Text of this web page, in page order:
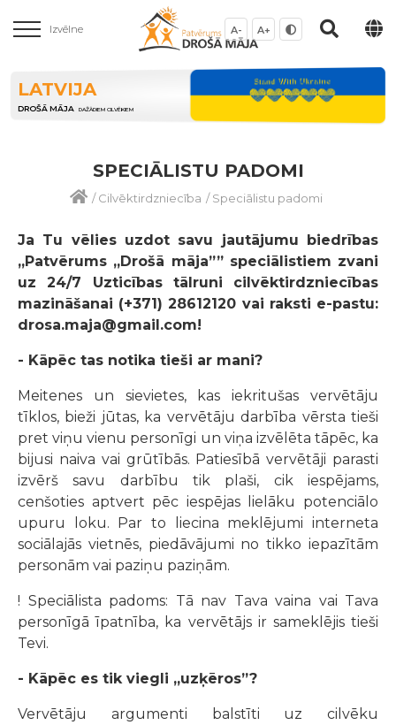
Izvēlne A- A+
LATVIJA
DROŠĀ MĀJA DAŽĀDIEM CILVĒKIEM
SPECIĀLISTU PADOMI
/Cilvēktirdzniecība /Speciālistu padomi
Ja Tu vēlies uzdot savu jautājumu biedrības
„Patvērums „Drošā māja”” speciālistiem zvani
uz 24/7 Uzticības tālruni cilvēktirdzniecības
mazināšanai (+371) 28612120 vai raksti e-pastu:
drosa.maja@gmail.com!
- Kāpēc tas notika tieši ar mani?
Meitenes un sievietes, kas iekritušas vervētāju
tīklos, bieži jūtas, ka vervētāju darbība vērsta tieši
pret viņu vienu personīgi un viņa izvēlēta tāpēc, ka
bijusi naiva vai grūtībās. Patiesībā vervētāji parasti
izvērš savu darbību tik plaši, cik iespējams,
cenšoties aptvert pēc iespējas lielāku potenciālo
upuru loku. Par to liecina meklējumi interneta
sociālajās vietnēs, piedāvājumi no tikko iepazītām
personām vai paziņu paziņām.
! Speciālista padoms: Tā nav Tava vaina vai Tava
personīgā īpatnība, ka vervētājs ir sameklējis tieši
Tevi.
- Kāpēc es tik viegli „uzķēros”?
Vervētāju argumenti balstīti uz cilvēku